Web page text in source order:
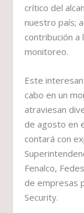
crítico del
nuestro país;
contribución a
monitoreo.
Este
cabo en un
atraviesan
de agosto en
contará con
Fenalco,
de empresas
Security.